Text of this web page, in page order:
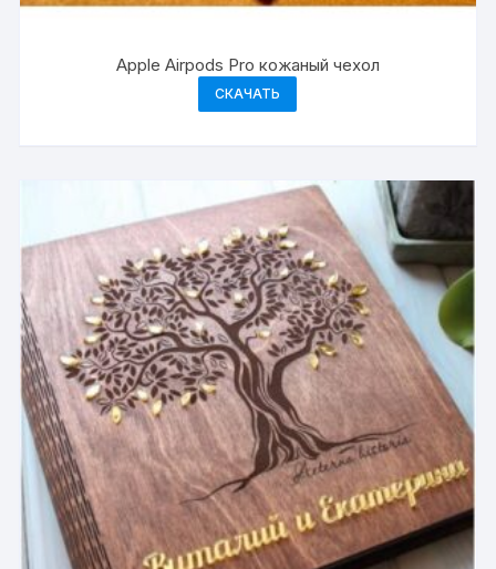
Apple Airpods Pro кожаный чехол
СКАЧАТЬ